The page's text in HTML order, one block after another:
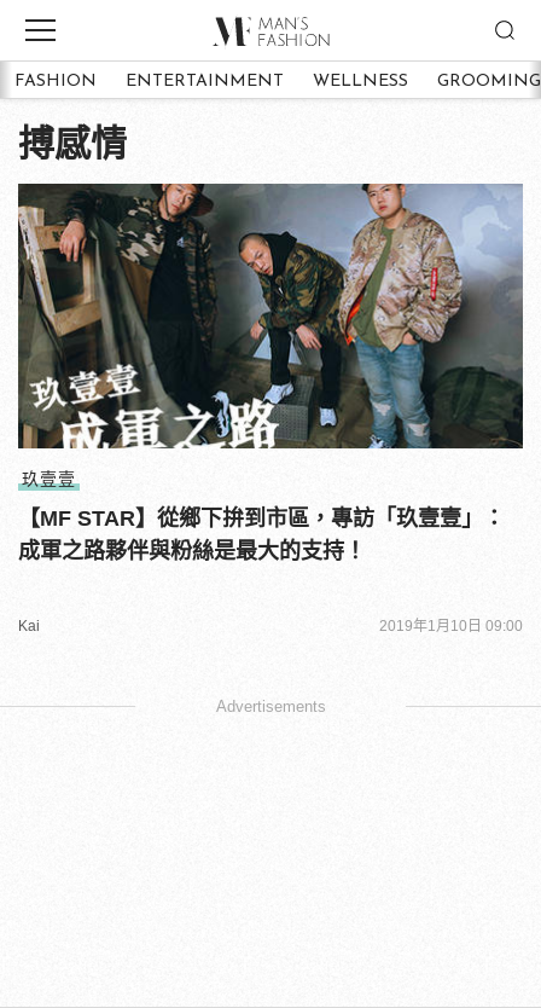
FASHION ENTERTAINMENT WELLNESS GROOMING
搏感情
玖壹壹
【MF STAR】從鄉下拚到市區，專訪「玖壹壹」：
成軍之路夥伴與粉絲是最大的支持！
Kai 2019年1月10日 09:00
Advertisements